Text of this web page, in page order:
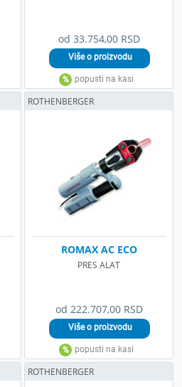
od 33.754,00 RSD
od 222.707,00 RSD
ROMAX AC ECO
PRES ALAT
ROTHENBERGER
ROTHENBERGER